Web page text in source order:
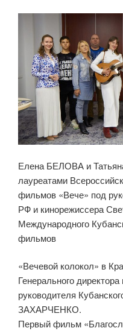
Елена БЕЛОВА и
лауреатами
фильмов «Вече» под
РФ и кинорежиссера
Международного
фильмов
«Вечевой колокол» в
Генерального
руководителя
ЗАХАРЧЕНКО.
Первый фильм